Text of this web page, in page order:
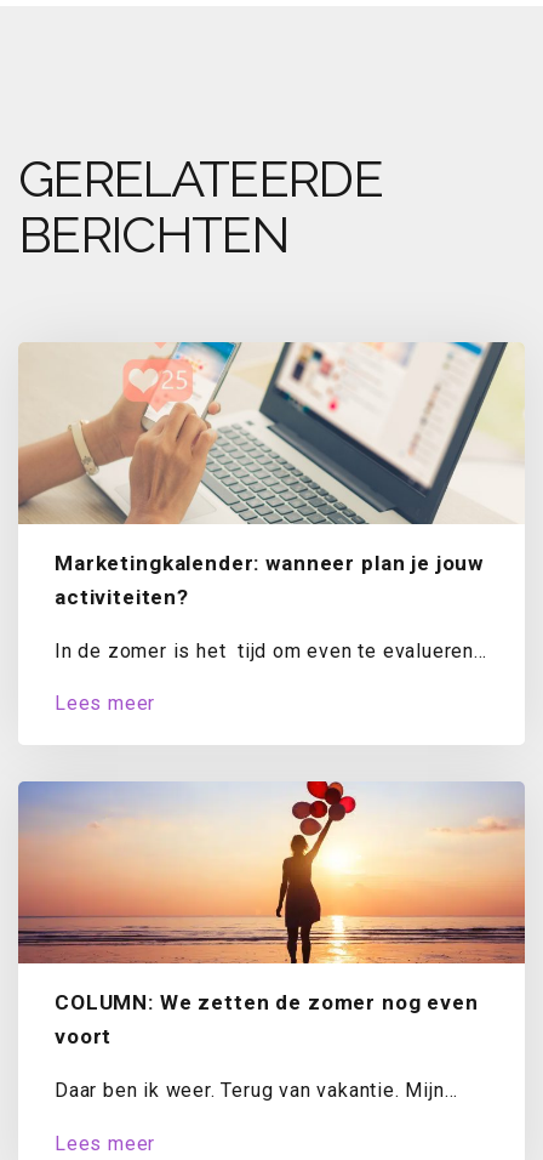
GERELATEERDE
BERICHTEN
Marketingkalender: wanneer plan je jouw
activiteiten?
In de zomer is het tijd om even te evalueren.
Lees meer
COLUMN: We zetten de zomer nog even
voort
Daar ben ik weer. Terug van vakantie. Mijn
Lees meer